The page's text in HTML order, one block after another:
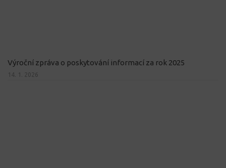
Výroční zpráva o poskytování informací za rok 2025
14. 1. 2026